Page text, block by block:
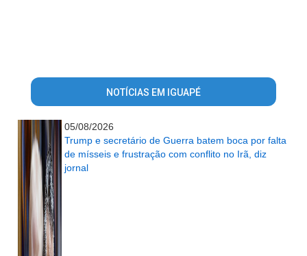
NOTÍCIAS EM IGUAPÉ
05/08/2026
Trump e secretário de Guerra batem boca por falta
de mísseis e frustração com conflito no Irã, diz
jornal